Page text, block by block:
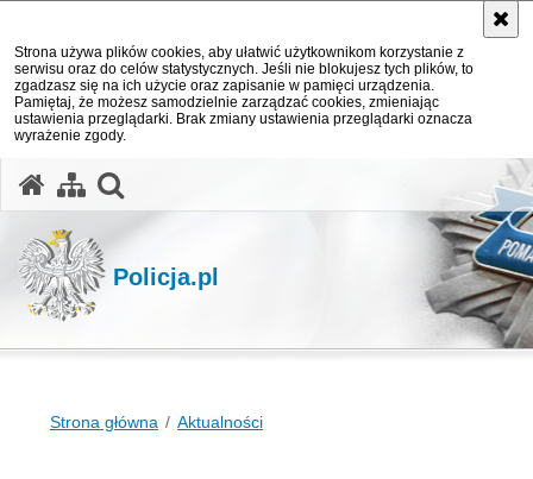
Strona używa plików cookies, aby ułatwić użytkownikom korzystanie z
serwisu oraz do celów statystycznych. Jeśli nie blokujesz tych plików, to
zgadzasz się na ich użycie oraz zapisanie w pamięci urządzenia.
Pamiętaj, że możesz samodzielnie zarządzać cookies, zmieniając
ustawienia przeglądarki. Brak zmiany ustawienia przeglądarki oznacza
wyrażenie zgody.
Policja.pl
Strona główna Aktualności